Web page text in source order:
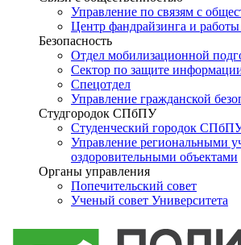
Управление по связям с
Центр фандрайзинга и
Безопасность
Отдел мобилизационной
Сектор по защите
Спецотдел
Управление гражданской
Студгородок СПбПУ
Студенческий городок
Управление региональными
оздоровительными объектами
Органы управления
Попечительский совет
Ученый совет Университета